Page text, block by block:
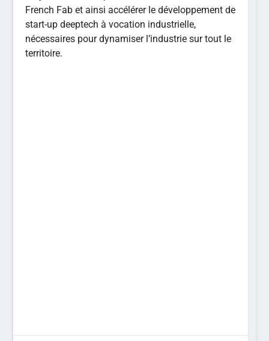
French Fab et ainsi accélérer le développement de
start-up deeptech à vocation industrielle,
nécessaires pour dynamiser l’industrie sur tout le
territoire.